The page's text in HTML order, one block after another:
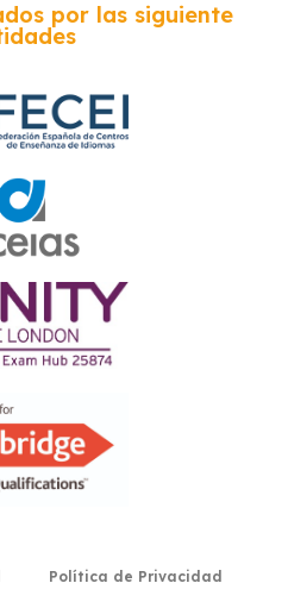
por las siguiente
Política de Privacidad